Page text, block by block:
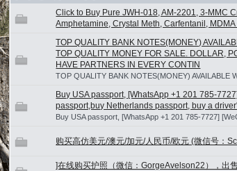
Click to Buy Pure JWH-018, AM-2201, 3-MMC
Amphetamine, Crystal Meth, Carfentanil, MDMA
TOP QUALITY BANK NOTES(MONEY)
TOP QUALITY MONEY FOR SALE. DOLLAR,
HAVE PARTNERS IN EVERY CONTIN
TOP QUALITY BANK NOTES(MONEY) AVAILABLE
Buy USA passport, [WhatsApp +1 201 785-
passport,buy Netherlands passport, buy a
Buy USA passport, [WhatsApp +1 201 785-7727]
购买高仿美元/澳元/加元/人民币/欧元 (微信号：
]在线购买护照（微信：GorgeAvelson22），出